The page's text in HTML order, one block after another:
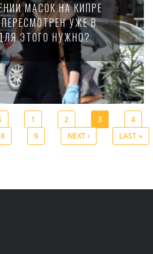
МАСОК НА КИПРЕ
УЖЕ В
ЭТОГО НУЖНО?
1 2 3
4
8 9 NEXT › LAST »